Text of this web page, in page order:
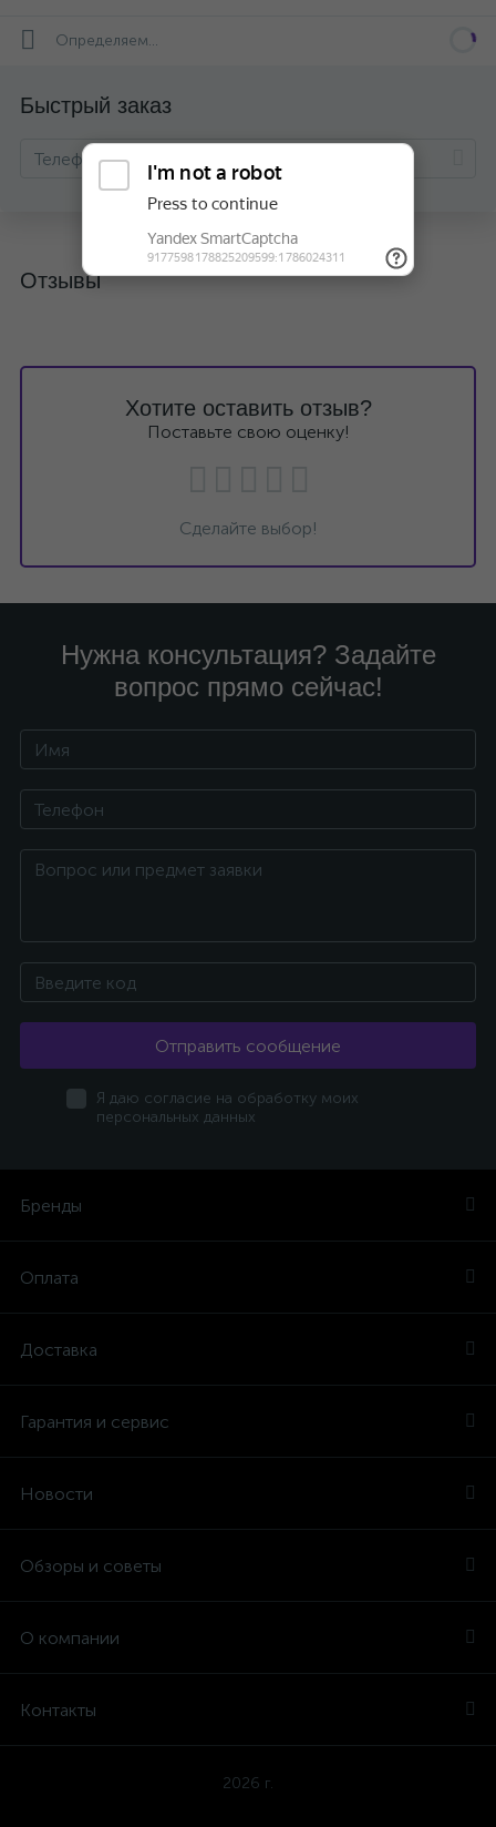
Определяем...
Быстрый заказ
Отзывы
Хотите оставить отзыв?
Поставьте свою оценку!
Сделайте выбор!
Нужна консультация? Задайте
вопрос прямо сейчас!
Отправить сообщение
Я даю согласие на обработку моих
персональных данных
Бренды
Оплата
Доставка
Гарантия и сервис
Новости
Обзоры и советы
О компании
Контакты
2026 г.